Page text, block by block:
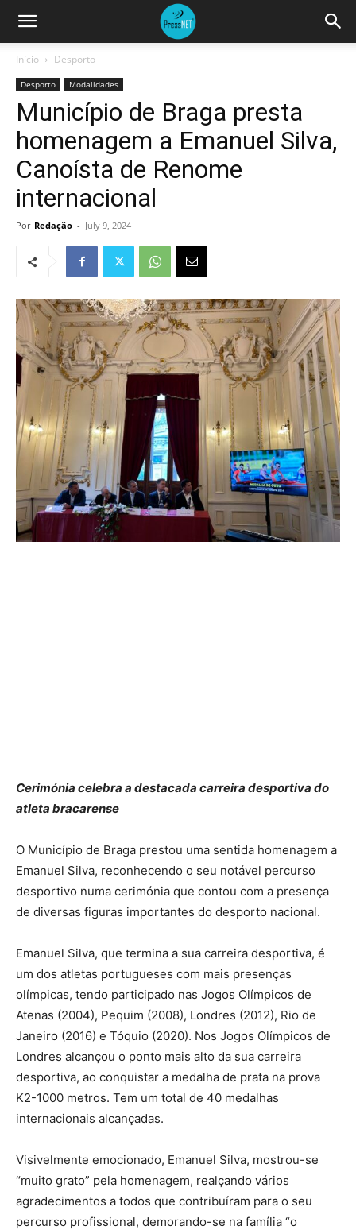
Início Desporto
Desporto Modalidades
Município de Braga presta
homenagem a Emanuel Silva,
Canoísta de Renome
internacional
Por Redação - July 9, 2024
Cerimónia celebra a destacada carreira desportiva do
atleta bracarense
O Município de Braga prestou uma sentida homenagem a
Emanuel Silva, reconhecendo o seu notável percurso
desportivo numa cerimónia que contou com a presença
de diversas figuras importantes do desporto nacional.
Emanuel Silva, que termina a sua carreira desportiva, é
um dos atletas portugueses com mais presenças
olímpicas, tendo participado nas Jogos Olímpicos de
Atenas (2004), Pequim (2008), Londres (2012), Rio de
Janeiro (2016) e Tóquio (2020). Nos Jogos Olímpicos de
Londres alcançou o ponto mais alto da sua carreira
desportiva, ao conquistar a medalha de prata na prova
K2-1000 metros. Tem um total de 40 medalhas
internacionais alcançadas.
Visivelmente emocionado, Emanuel Silva, mostrou-se
“muito grato” pela homenagem, realçando vários
agradecimentos a todos que contribuíram para o seu
percurso profissional, demorando-se na família “o